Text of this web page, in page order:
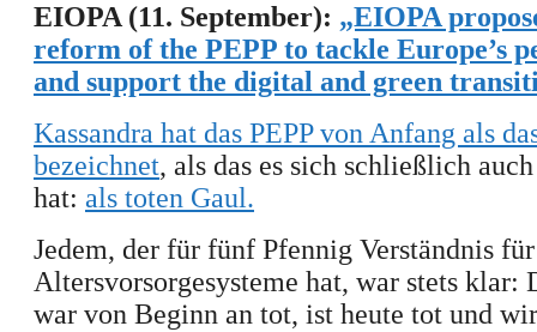
EIOPA (11. September): „EIOPA
reform of the PEPP to tackle Europe’s
and support the digital and green
Kassandra hat das PEPP von Anfang als
bezeichnet, als das es sich schließlich
hat: als toten Gaul.
Jedem, der für fünf Pfennig Verständnis für
Altersvorsorgesysteme hat, war stets klar:
war von Beginn an tot, ist heute tot und